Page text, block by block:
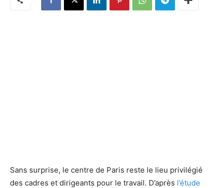
Sans surprise, le centre de Paris reste le lieu privilégié
des cadres et dirigeants pour le travail. D’après l’étude